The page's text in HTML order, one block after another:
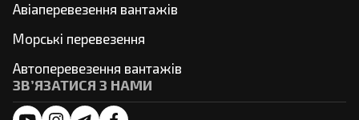
Авіаперевезення вантажів
Морські перевезення
Автоперевезення вантажів
ЗВ’ЯЗАТИСЯ З НАМИ